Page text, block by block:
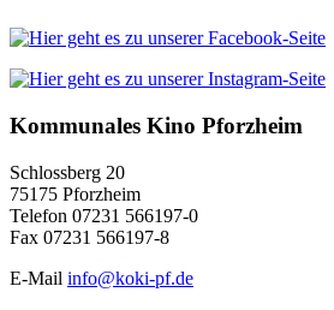
Kommunales Kino Pforzheim
Schlossberg 20
75175 Pforzheim
Telefon 07231 566197-0
Fax 07231 566197-8
E-Mail info@koki-pf.de